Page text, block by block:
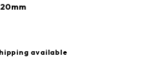
available